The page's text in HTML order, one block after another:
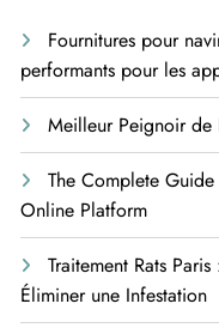
Fournitures pour
performants pour les
Meilleur Peignoir de
The Complete
Online Platform
Traitement Rats
Éliminer une Infestation